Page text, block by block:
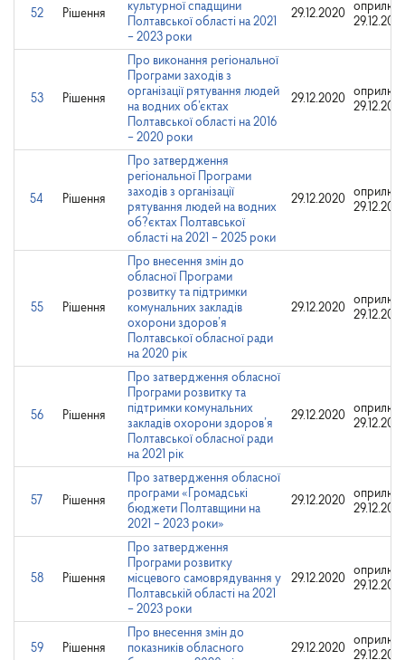
52 Рішення
культурної спадщини
Полтавської області на 2021
– 2023 роки
29.12.2020
53 Рішення
Про виконання регіональної
Програми заходів з
організації рятування людей
на водних об’єктах
Полтавської області на 2016
– 2020 роки
29.12.2020
54 Рішення
Про затвердження
регіональної Програми
заходів з організації
рятування людей на водних
об?єктах Полтавської
області на 2021 – 2025 роки
29.12.2020
55 Рішення
Про внесення змін до
обласної Програми
розвитку та підтримки
комунальних закладів
охорони здоров’я
Полтавської обласної ради
на 2020 рік
29.12.2020
56 Рішення
Про затвердження обласної
Програми розвитку та
підтримки комунальних
закладів охорони здоров’я
Полтавської обласної ради
на 2021 рік
29.12.2020
57 Рішення
Про затвердження обласної
програми «Громадські
бюджети Полтавщини на
2021 – 2023 роки»
29.12.2020
58 Рішення
Про затвердження
Програми розвитку
місцевого самоврядування у
Полтавській області на 2021
– 2023 роки
29.12.2020
59 Рішення
Про внесення змін до
показників обласного
29.12.2020